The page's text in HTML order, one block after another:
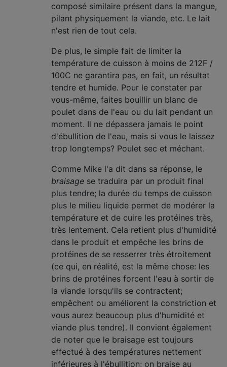
composé similaire présent dans la mangue,
pilant physiquement la viande, etc. Le lait
n'est rien de tout cela.
De plus, le simple fait de limiter la
température de cuisson à moins de 212F /
100C ne garantira pas, en fait, un résultat
tendre et humide. Pour le constater par
vous-même, faites bouillir un blanc de
poulet dans de l'eau ou du lait pendant un
moment. Il ne dépassera jamais le point
d'ébullition de l'eau, mais si vous le laissez
trop longtemps? Poulet sec et méchant.
Comme Mike l'a dit dans sa réponse, le
braisage se traduira par un produit final
plus tendre; la durée du temps de cuisson
plus le milieu liquide permet de modérer la
température et de cuire les protéines très,
très lentement. Cela retient plus d'humidité
dans le produit et empêche les brins de
protéines de se resserrer très étroitement
(ce qui, en réalité, est la même chose: les
brins de protéines forcent l'eau à sortir de
la viande lorsqu'ils se contractent;
empêchent ou améliorent la constriction et
vous aurez beaucoup plus d'humidité et
viande plus tendre). Il convient également
de noter que le braisage est toujours
effectué à des températures nettement
inférieures à l'ébullition; on braise au